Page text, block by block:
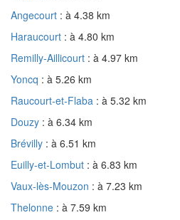
Angecourt : à 4.38 km
Haraucourt : à 4.80 km
Remilly-Aillicourt : à 4.97 km
Yoncq : à 5.26 km
Raucourt-et-Flaba : à 5.32 km
Douzy : à 6.34 km
Brévilly : à 6.51 km
Euilly-et-Lombut : à 6.83 km
Vaux-lès-Mouzon : à 7.23 km
Thelonne : à 7.59 km